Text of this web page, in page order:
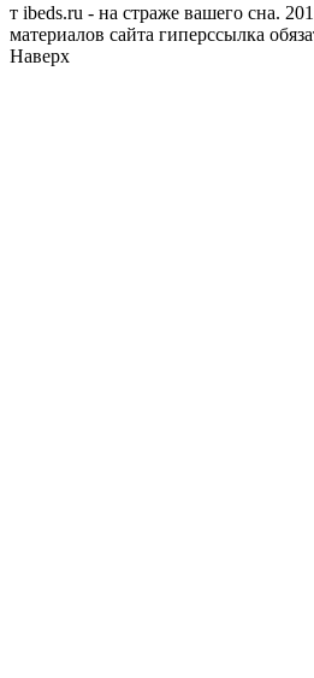
т ibeds.ru - на страже вашего сна.
материалов сайта гиперссылка
Наверх